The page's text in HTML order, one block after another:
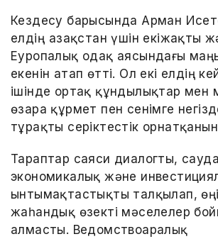
Кездесу барысында Арман
елдің Қазақстан үшін екіжақты
Еуропалық одақ аясындағы
екенін атап өтті. Ол екі елдің
ішінде ортақ құндылықтар мен
өзара құрмет пен сенімге
тұрақты серіктестік
Тараптар саяси диалогты,
экономикалық және
ынтымақтастықты талқылап,
жаһандық өзекті мәселелер
алмасты. Ведомствоаралық